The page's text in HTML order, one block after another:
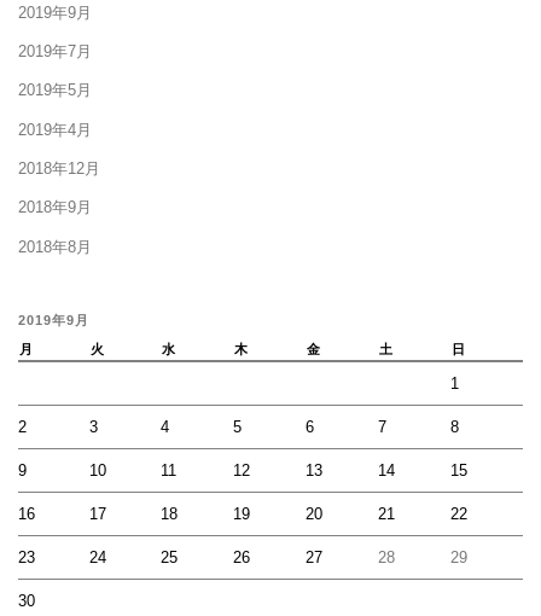
2019年9月
2019年7月
2019年5月
2019年4月
2018年12月
2018年9月
2018年8月
2019年9月
月
火 水 木 金 土 日
1
2 3 4 5 6 7 8
9 10 11 12 13 14 15
16 17 18 19 20 21 22
23 24 25 26 27 28 29
30